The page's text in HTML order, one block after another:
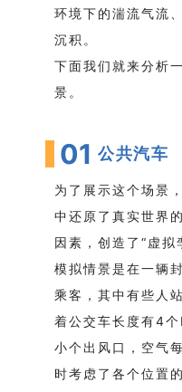
环境下的湍流气流
沉积。
下面我们就来分析
景。
01 公共汽车
为了展示这个场景
中还原了真实世界
因素，创造了“虚拟
模拟情景是在一辆
乘客，其中有些人
着公交车长度有4
小个出风口，空气
时考虑了各个位置